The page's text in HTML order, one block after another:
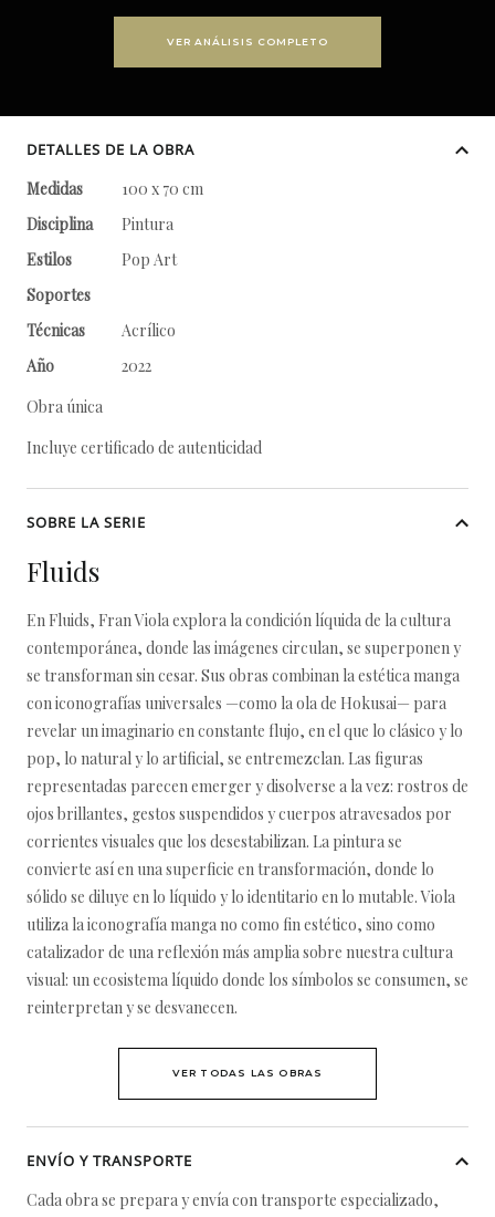
VER ANÁLISIS COMPLETO
DETALLES DE LA OBRA
Medidas
100 x 70 cm
Disciplina
Pintura
Estilos
Pop Art
Soportes
Técnicas
Acrílico
Año
2022
Obra única
Incluye certificado de autenticidad
SOBRE LA SERIE
Fluids
En Fluids, Fran Viola explora la condición líquida de la cultura
contemporánea, donde las imágenes circulan, se superponen y
se transforman sin cesar. Sus obras combinan la estética manga
con iconografías universales —como la ola de Hokusai— para
revelar un imaginario en constante flujo, en el que lo clásico y lo
pop, lo natural y lo artificial, se entremezclan. Las figuras
representadas parecen emerger y disolverse a la vez: rostros de
ojos brillantes, gestos suspendidos y cuerpos atravesados por
corrientes visuales que los desestabilizan. La pintura se
convierte así en una superficie en transformación, donde lo
sólido se diluye en lo líquido y lo identitario en lo mutable. Viola
utiliza la iconografía manga no como fin estético, sino como
catalizador de una reflexión más amplia sobre nuestra cultura
visual: un ecosistema líquido donde los símbolos se consumen, se
reinterpretan y se desvanecen.
VER TODAS LAS OBRAS
ENVÍO Y TRANSPORTE
Cada obra se prepara y envía con transporte especializado,